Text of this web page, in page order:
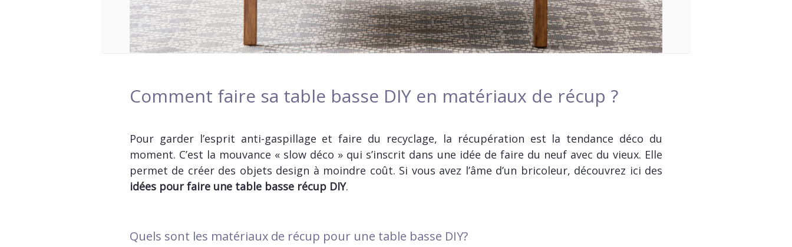
Comment faire sa table basse DIY en matériaux de récup ?
Pour garder l’esprit anti-gaspillage et faire du recyclage, la récupération est la tendance déco du
moment. C’est la mouvance « slow déco » qui s’inscrit dans une idée de faire du neuf avec du vieux. Elle
permet de créer des objets design à moindre coût. Si vous avez l’âme d’un bricoleur, découvrez ici des
idées pour faire une table basse récup DIY.
Quels sont les matériaux de récup pour une table basse DIY?